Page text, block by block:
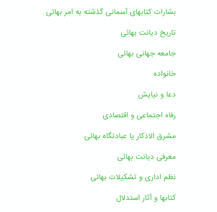
بشارات کتابهای آسمانی گذشته به امر بهائی
تاریخ دیانت بهائی
جامعه جهانی بهائی
خانواده
دعا و نیایش
رفاه اجتماعی و اقتصادی
مشرق الاذکار یا عبادتگاه بهائی
معرفی دیانت بهائی
نظم اداری و تشکیلات بهائی
کتابها و آثار استدلال